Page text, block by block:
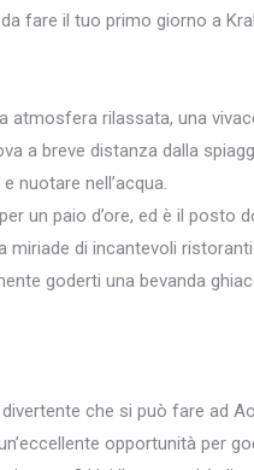
fare il tuo primo giorno a
rilassata, una
a breve distanza dalla
nuotare nell’acqua.
un paio d’ore, ed è il posto
di incantevoli
goderti una bevanda
che si può fare ad
opportunità per